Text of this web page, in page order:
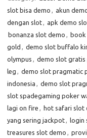
slot bisa demo , akun
dengan slot, apk demo
bonanza slot demo ,
gold , demo slot buffalo
olympus , demo slot
leg , demo slot pragmatic
indonesia , demo slot
slot spadegaming poker
lagi on fire , hot safari slot
yang sering jackpot, login
treasures slot demo ,